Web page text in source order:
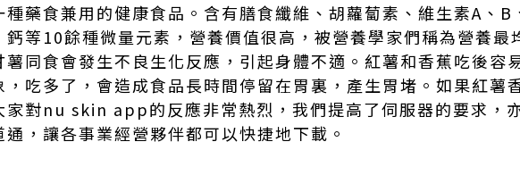
種藥食兼用的健康食品。含有膳食纖維、胡蘿蔔素、維生素A、B
鈣等10餘種微量元素，營養價值很高，被營養學家們稱為營養最
薯同食會發生不良生化反應，引起身體不適。紅薯和香蕉吃後容
，吃多了，會造成食品長時間停留在胃裏，產生胃堵。如果紅薯
家對nu skin app的反應非常熱烈，我們提高了伺服器的要求，
通，讓各事業經營夥伴都可以快捷地下載。